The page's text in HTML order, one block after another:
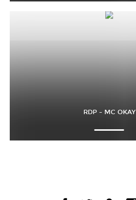
RDP – MC OKAY